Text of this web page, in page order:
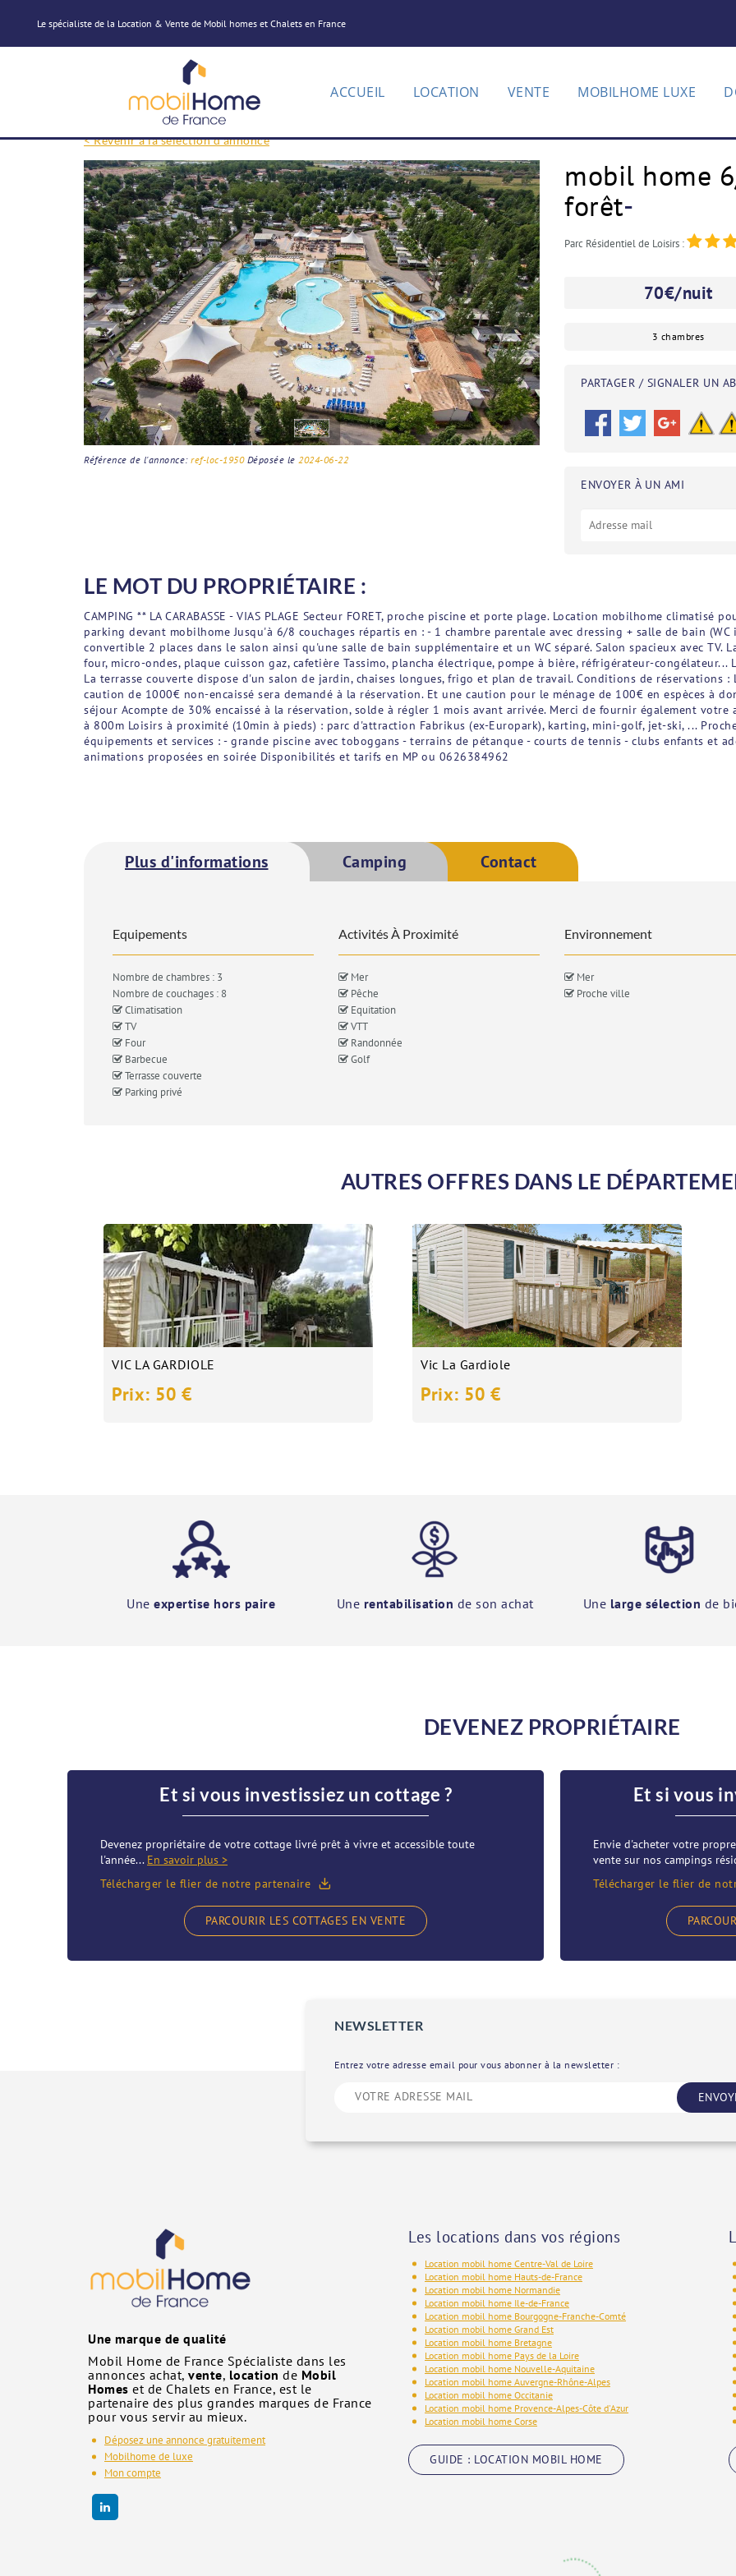
Le spécialiste de la Location & Vente de Mobil homes et Chalets en France
ACCUEIL LOCATION VENTE MOBILHOME LUXE
< Revenir à la sélection d'annonce
Référence de l'annonce: ref-loc-1950Déposée le 2024-06-22
mobil home
forêt-
Parc Résidentiel de Loisirs :
70€/nuit
3 chambres
PARTAGER / SIGNALER UN
ENVOYER À UN AMI
LE MOT DU PROPRIÉTAIRE :
CAMPING ** LA CARABASSE - VIAS PLAGE Secteur FORET, proche piscine et porte plage. Location mobilhome
parking devant mobilhome Jusqu'à 6/8 couchages répartis en : - 1 chambre parentale avec dressing + salle de bain
convertible 2 places dans le salon ainsi qu'une salle de bain supplémentaire et un WC séparé. Salon spacieux avec TV.
four, micro-ondes, plaque cuisson gaz, cafetière Tassimo, plancha électrique, pompe à bière, réfrigérateur-
La terrasse couverte dispose d'un salon de jardin, chaises longues, frigo et plan de travail. Conditions de réservations :
caution de 1000€ non-encaissé sera demandé à la réservation. Et une caution pour le ménage de 100€ en espèces à
séjour Acompte de 30% encaissé à la réservation, solde à régler 1 mois avant arrivée. Merci de fournir également
à 800m Loisirs à proximité (10min à pieds) : parc d'attraction Fabrikus (ex-Europark), karting, mini-golf, jet-ski, ...
équipements et services : - grande piscine avec toboggans - terrains de pétanque - courts de tennis - clubs enfants et
animations proposées en soirée Disponibilités et tarifs en MP ou 0626384962
Plus d'informations Camping Contact
Equipements
Nombre de chambres : 3
Nombre de couchages : 8
Climatisation
TV
Four
Barbecue
Terrasse couverte
Parking privé
Activités À Proximité
Mer
Pêche
Equitation
VTT
Randonnée
Golf
Environnement
Mer
Proche ville
AUTRES OFFRES DANS LE
VIC LA GARDIOLE
Prix: 50 €
Vic La Gardiole
Prix: 50 €
Une expertise hors paire Une rentabilisation de son achat Une large sélection de
DEVENEZ PROPRIÉTAIRE
Et si vous investissiez un cottage ?
Devenez propriétaire de votre cottage livré prêt à vivre et accessible toute
l'année... En savoir plus >
Télécharger le flier de notre partenaire
PARCOURIR LES COTTAGES EN VENTE
Et si vous
Envie d'acheter votre
vente sur nos campings
Télécharger le flier de
NEWSLETTER
Entrez votre adresse email pour vous abonner à la newsletter :
Une marque de qualité
Mobil Home de France Spécialiste dans les
annonces achat, vente, location de Mobil
Homes et de Chalets en France, est le
partenaire des plus grandes marques de France
pour vous servir au mieux.
Déposez une annonce gratuitement
Mobilhome de luxe
Mon compte
Les locations dans vos régions
Location mobil home Centre-Val de Loire
Location mobil home Hauts-de-France
Location mobil home Normandie
Location mobil home Ile-de-France
Location mobil home Bourgogne-Franche-Comté
Location mobil home Grand Est
Location mobil home Bretagne
Location mobil home Pays de la Loire
Location mobil home Nouvelle-Aquitaine
Location mobil home Auvergne-Rhône-Alpes
Location mobil home Occitanie
Location mobil home Provence-Alpes-Côte d'Azur
Location mobil home Corse
GUIDE : LOCATION MOBIL HOME